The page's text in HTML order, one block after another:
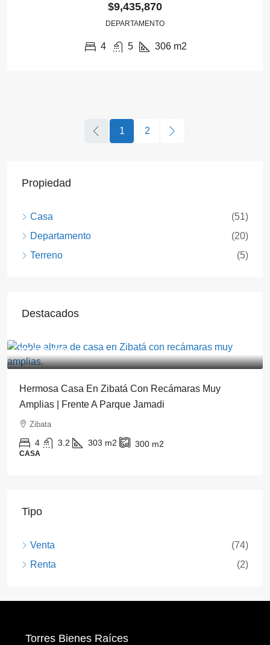
$9,435,870
DEPARTAMENTO
4 5 306 m2
1 2
Propiedad
Casa
(51)
Departamento
(20)
Terreno
(5)
Destacados
$7,590,000
Hermosa Casa En Zibatá Con Recámaras Muy
Amplias | Frente A Parque Jamadi
Zibata
4 3.2 303 m2 300 m2
CASA
Tipo
Venta
(74)
Renta
(2)
Torres Bienes Raíces